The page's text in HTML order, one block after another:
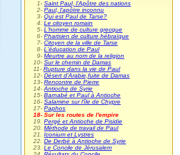
1-Saint Paul, l'Apôtre des nations
02-Paul, l'apôtre inconnu
03-Qui est Paul de Tarse?
04.Le citoyen romain
05-L'homme de culture grecque
06-Pharisien de culture hébraïque
7-Citoyen de la ville de Tarse
08-L'éducation de Paul
09-Meurtre au nom de la religion
10-Sur le chemin de Damas
11-Rupture dans la vie de Paul
12-Désert d'Arabie,fuite de Damas
13-Rencontre de Pierre
14-Antioche de Syrie
15-Barnabé et Paul à Antioche
16-Salamine sur l'île de Chypre
17-Paphos
18- Sur les routes de l'empire
19.Pergé et Antioche de Pisidie
20.Méthode de travail de Paul
21.Iconium et Lystres
22.De Derbé à Antioche de Syrie
23.Le Concile de Jérusalem